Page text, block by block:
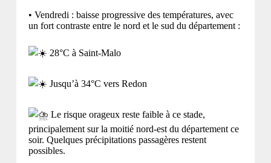
• Vendredi : baisse progressive des températures, avec
un fort contraste entre le nord et le sud du département :
28°C à Saint-Malo
Jusqu’à 34°C vers Redon
Le risque orageux reste faible à ce stade,
principalement sur la moitié nord-est du département ce
soir. Quelques précipitations passagères restent
possibles.